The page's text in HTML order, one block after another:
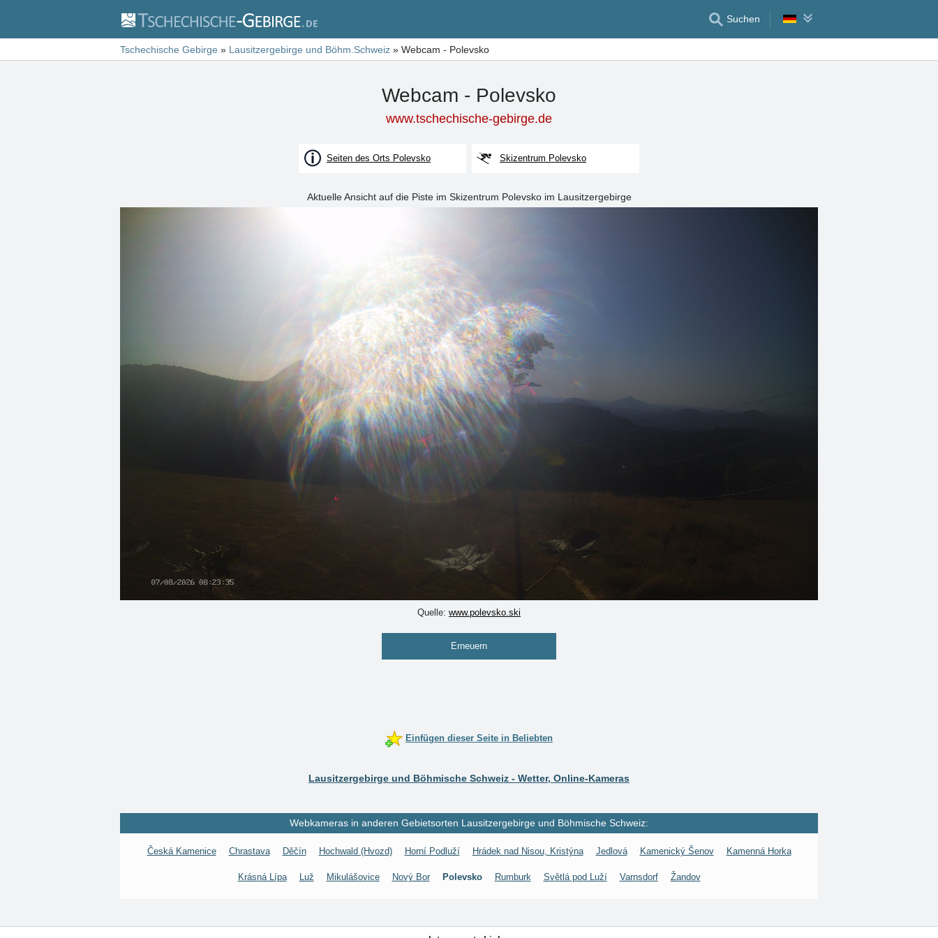
Suchen
Tschechische Gebirge » Lausitzergebirge und Böhm.Schweiz » Webcam - Polevsko
Webcam - Polevsko
www.tschechische-gebirge.de
Seiten des Orts Polevsko Skizentrum Polevsko
Aktuelle Ansicht auf die Piste im Skizentrum Polevsko im Lausitzergebirge
Quelle: www.polevsko.ski
Erneuern
Einfügen dieser Seite in Beliebten
Lausitzergebirge und Böhmische Schweiz - Wetter, Online-Kameras
Webkameras in anderen Gebietsorten Lausitzergebirge und Böhmische Schweiz:
Česká Kamenice Chrastava Děčín Hochwald (Hvozd) Horní Podluží Hrádek nad Nisou, Kristýna Jedlová Kamenický Šenov Kamenná Horka
Krásná Lípa Luž Mikulášovice Nový Bor Polevsko Rumburk Světlá pod Luží Varnsdorf Žandov